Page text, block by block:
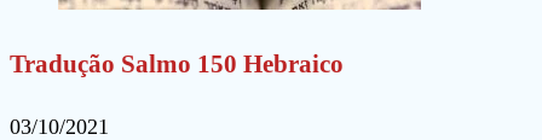
Tradução Salmo 150 Hebraico
03/10/2021